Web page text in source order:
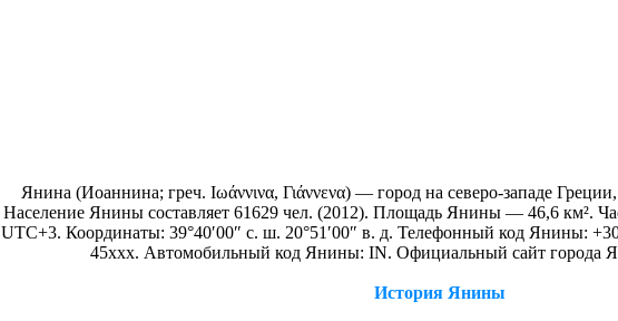
Янина (Иоаннина; греч. Ιωάννινα, Γιάννενα) — город на северо-западе
Население Янины составляет 61629 чел. (2012). Площадь Янины — 46,6 км².
UTC+3. Координаты: 39°40′00″ с. ш. 20°51′00″ в. д. Телефонный код Янины:
45xxx. Автомобильный код Янины: IN. Официальный сайт города
История Янины